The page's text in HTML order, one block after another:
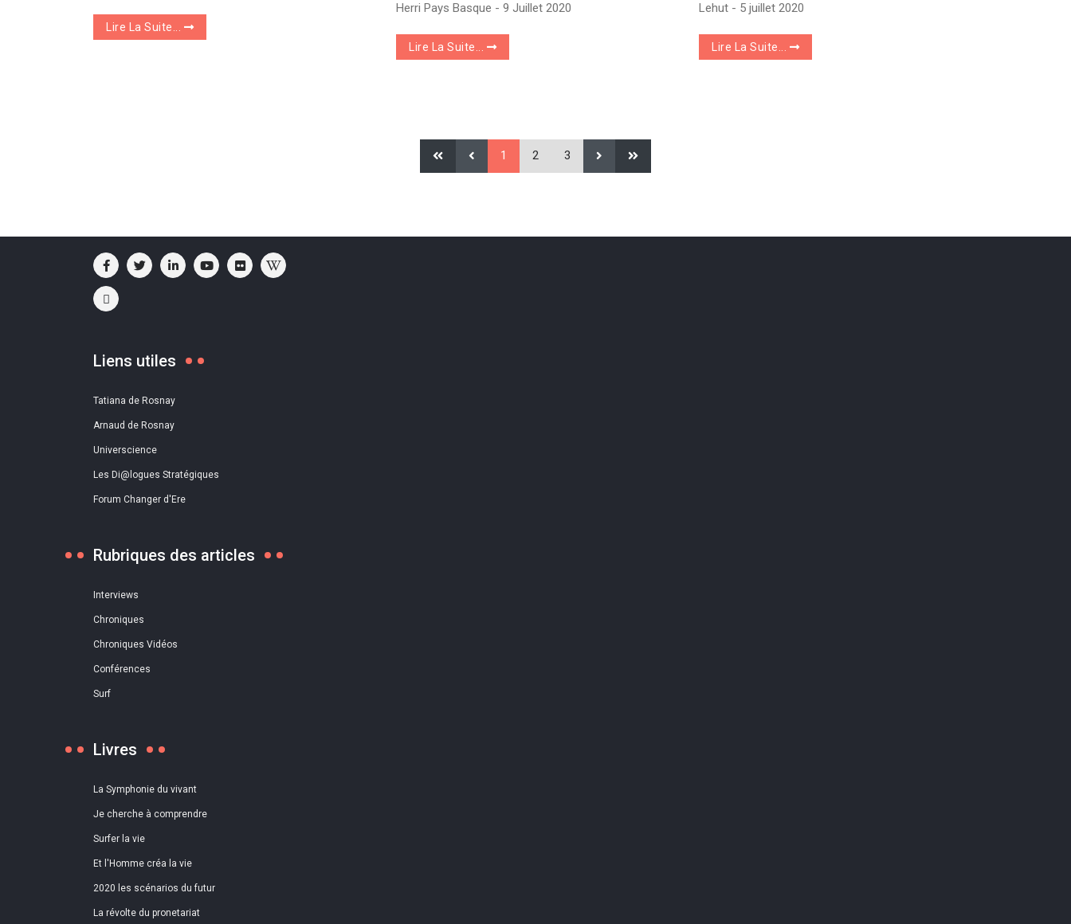
Lire La Suite...
Herri Pays Basque - 9 Juillet 2020
Lire La Suite...
Lehut - 5 juillet 2020
Lire La Suite...
1 2 3
Liens utiles
Tatiana de Rosnay
Arnaud de Rosnay
Universcience
Les Di@logues Stratégiques
Forum Changer d'Ere
Rubriques des articles
Interviews
Chroniques
Chroniques Vidéos
Conférences
Surf
Livres
La Symphonie du vivant
Je cherche à comprendre
Surfer la vie
Et l'Homme créa la vie
2020 les scénarios du futur
La révolte du pronetariat